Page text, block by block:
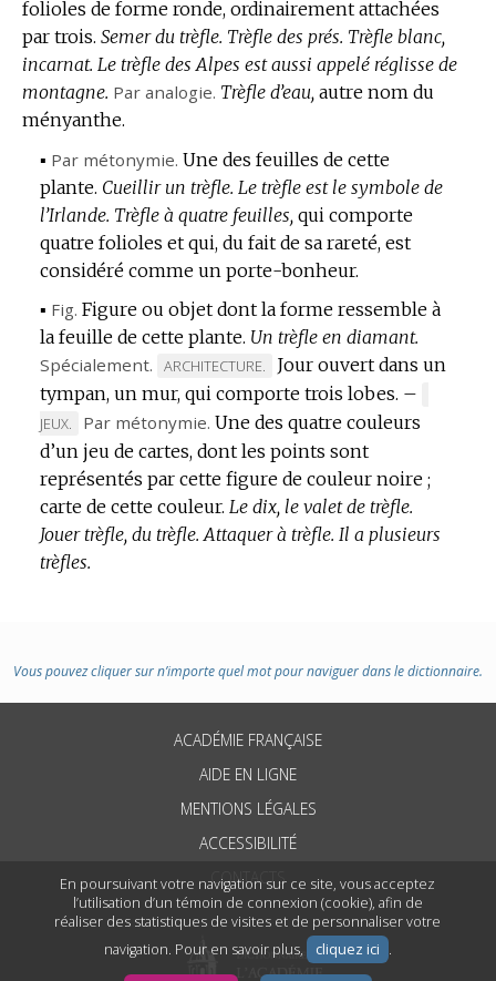
En poursuivant votre navigation sur ce site, vous acceptez
l’utilisation d’un témoin de connexion (cookie), afin de
réaliser des statistiques de visites et de personnaliser votre
navigation. Pour en savoir plus,
cliquez ici .
DOMAINE
:
folioles de forme ronde, ordinairement attachées
par trois. Semer du trèfle. Trèfle des prés. Trèfle blanc,
incarnat. Le trèfle des Alpes est aussi appelé réglisse de
montagne. Par analogie. Trèfle d’eau, autre nom du
ményanthe.
▪ Par métonymie. Une des feuilles de cette
plante. Cueillir un trèfle. Le trèfle est le symbole de
l’Irlande. Trèfle à quatre feuilles, qui comporte
quatre folioles et qui, du fait de sa rareté, est
considéré comme un porte-bonheur.
▪ Fig. Figure ou objet dont la forme ressemble à
la feuille de cette plante. Un trèfle en diamant.
Spécialement.
MARQUE
DE
DOMAINE
:
ARCHITECTURE.
Jour ouvert dans un
tympan, un mur, qui comporte trois lobes. –
:
JEUX. Par métonymie. Une des quatre couleurs
d’un jeu de cartes, dont les points sont
représentés par cette figure de couleur noire ;
carte de cette couleur. Le dix, le valet de trèfle.
Jouer trèfle, du trèfle. Attaquer à trèfle. Il a plusieurs
trèfles.
Vous pouvez cliquer sur n’importe quel mot pour naviguer dans le dictionnaire.
ACADÉMIE FRANÇAISE
AIDE EN LIGNE
MENTIONS LÉGALES
ACCESSIBILITÉ
CONTACTS